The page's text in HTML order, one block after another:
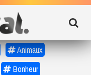
Animaux
Bonheur